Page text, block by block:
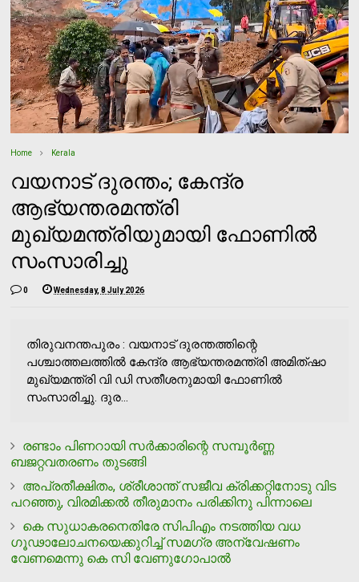
Home Kerala
വയനാട് ദുരന്തം; കേന്ദ്ര
ആഭ്യന്തരമന്ത്രി
മുഖ്യമന്ത്രിയുമായി ഫോണില്‍
സംസാരിച്ചു
0 Wednesday, 8 July 2026
തിരുവനന്തപുരം : വയനാട് ദുരന്തത്തിന്റെ
പശ്ചാത്തലത്തില്‍ കേന്ദ്ര ആഭ്യന്തരമന്ത്രി അമിത്ഷാ
മുഖ്യമന്ത്രി വി ഡി സതീശനുമായി ഫോണില്‍
സംസാരിച്ചു. ദുര...
രണ്ടാം പിണറായി സര്‍ക്കാരിന്റെ സമ്പൂര്‍ണ്ണ
ബജറ്റവതരണം തുടങ്ങി
അപ്രതീക്ഷിതം, ശ്രീശാന്ത് സജീവ ക്രിക്കറ്റിനോടു വിട
പറഞ്ഞു, വിരമിക്കല്‍ തീരുമാനം പരിക്കിനു പിന്നാലെ
കെ സുധാകരനെതിരേ സിപിഎം നടത്തിയ വധ
ഗൂഢാലോചനയെക്കുറിച്ച് സമഗ്ര അന്വേഷണം
വേണമെന്നു കെ സി വേണുഗോപാല്‍